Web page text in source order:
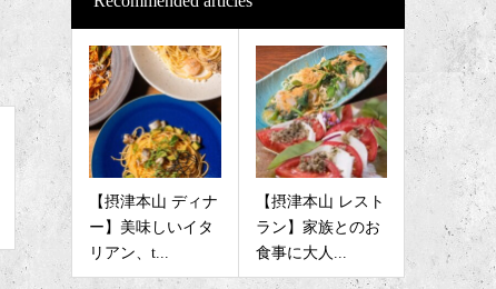
【摂津本山 ディナ
ー】美味しいイタ
リアン、t...
【摂津本山 レスト
ラン】家族とのお
食事に大人...